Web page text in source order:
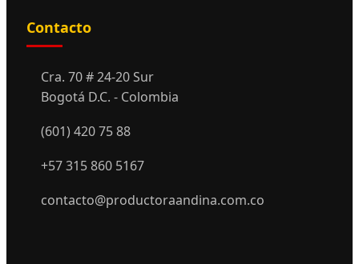
Contacto
Cra. 70 # 24-20 Sur
Bogotá D.C. - Colombia
(601) 420 75 88
+57 315 860 5167
contacto@productoraandina.com.co